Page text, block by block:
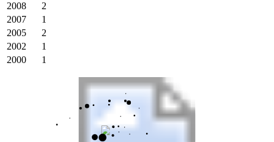
2008
2
2007
1
2005
2
2002
1
2000
1